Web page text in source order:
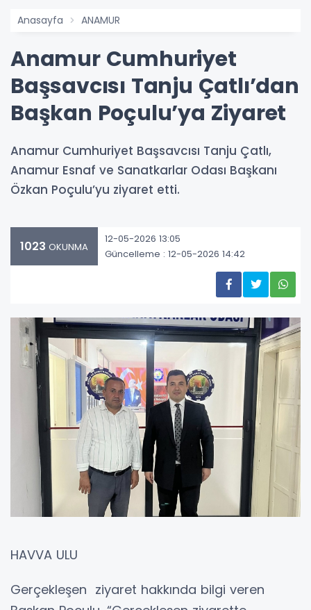
Anasayfa ANAMUR
Anamur Cumhuriyet
Başsavcısı Tanju Çatlı’dan
Başkan Poçulu’ya Ziyaret
Anamur Cumhuriyet Başsavcısı Tanju Çatlı,
Anamur Esnaf ve Sanatkarlar Odası Başkanı
Özkan Poçulu’yu ziyaret etti.
1023 OKUNMA
12-05-2026 13:05
Güncelleme : 12-05-2026 14:42
HAVVA ULU
Gerçekleşen ziyaret hakkında bilgi veren